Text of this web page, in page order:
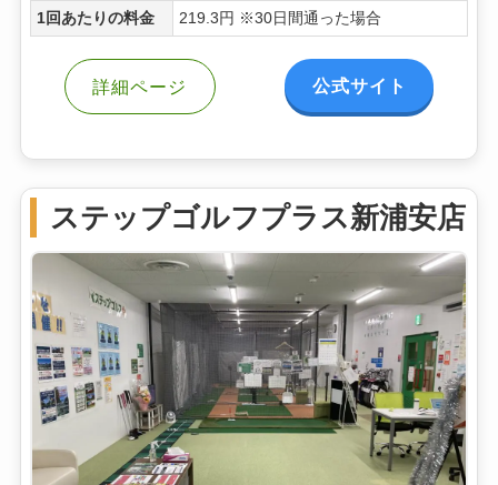
1回あたりの料金 219.3円 ※30日間通った場合
詳細ページ 公式サイト
ステップゴルフプラス新浦安店